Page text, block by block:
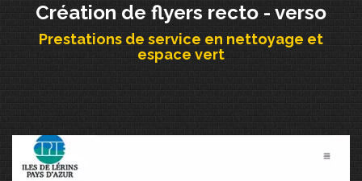
Création de flyers recto - verso
Prestations de service en nettoyage et
espace vert